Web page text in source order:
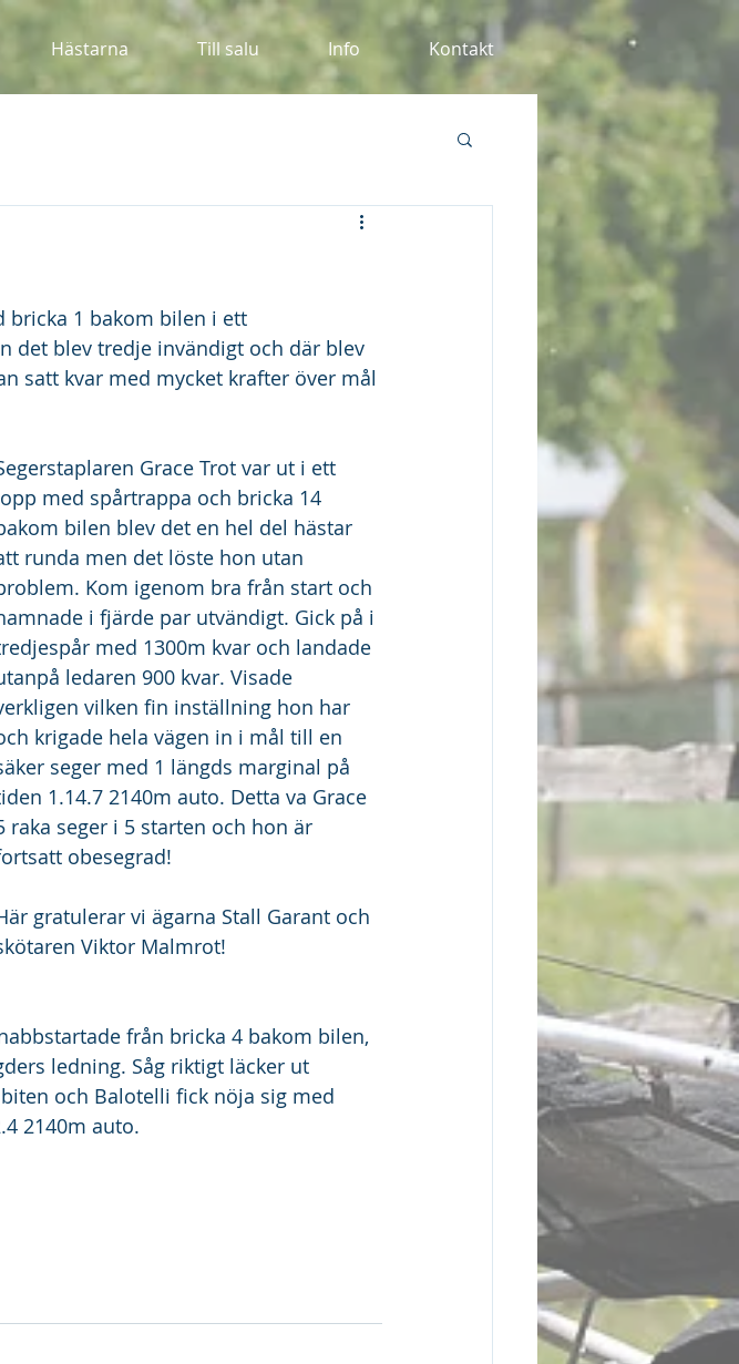
Hästarna Till salu Info Kontakt
bricka 1 bakom bilen i ett
det blev tredje invändigt och där blev
satt kvar med mycket krafter över mål
Grace Trot var ut i ett
med spårtrappa och bricka 14
bilen blev det en hel del hästar
runda men det löste hon utan
Kom igenom bra från start och
i fjärde par utvändigt. Gick på i
med 1300m kvar och landade
ledaren 900 kvar. Visade
vilken fin inställning hon har
krigade hela vägen in i mål till en
seger med 1 längds marginal på
1.14.7 2140m auto. Detta va Grace
raka seger i 5 starten och hon är
obesegrad!
gratulerar vi ägarna Stall Garant och
Viktor Malmrot!
från bricka 4 bakom bilen,
ledning. Såg riktigt läcker ut
och Balotelli fick nöja sig med
2140m auto.